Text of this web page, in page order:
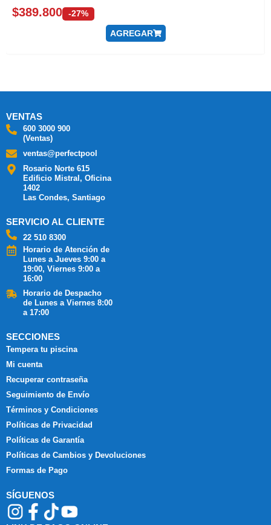
$389.800 -27%
AGREGAR
VENTAS
600 3000 900
(Ventas)
ventas@perfectpool
Rosario Norte 615
Edificio Mistral, Oficina
1402
Las Condes, Santiago
SERVICIO AL CLIENTE
22 510 8300
Horario de Atención de
Lunes a Jueves 9:00 a
19:00, Viernes 9:00 a
16:00
Horario de Despacho
de Lunes a Viernes 8:00
a 17:00
SECCIONES
Tempera tu piscina
Mi cuenta
Recuperar contraseña
Seguimiento de Envío
Términos y Condiciones
Políticas de Privacidad
Políticas de Garantía
Políticas de Cambios y Devoluciones
Formas de Pago
SÍGUENOS